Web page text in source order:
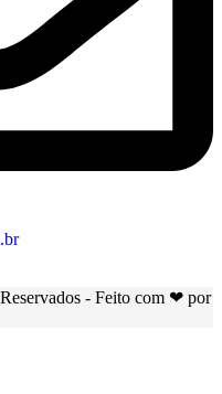
- Feito com ❤ por